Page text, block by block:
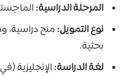
المرحلة الدراسية:
نوع التمويل: منح دراسية،
بحثية.
لغة الدراسة: